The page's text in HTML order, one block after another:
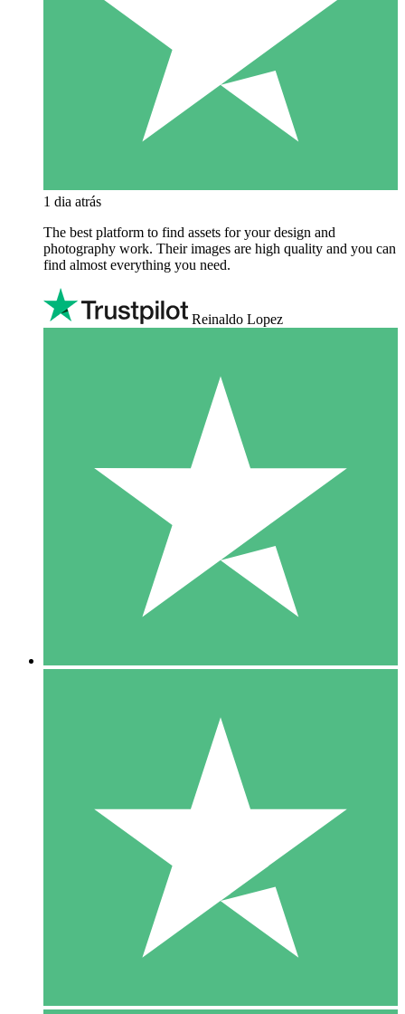
1 dia atrás
The best platform to find assets for your design and
photography work. Their images are high quality and you can
find almost everything you need.
Reinaldo Lopez